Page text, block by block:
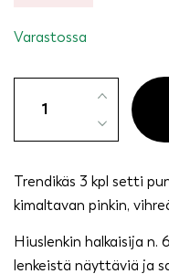
Varastossa
punottu
vihreä,
beige
Trendikäs 3 kpl setti
kimaltavan pinkin,
Hiuslenkin halkaisija
lenkeistä näyttäviä ja